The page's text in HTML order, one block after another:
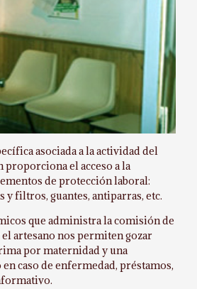
asociada a la actividad del
proporciona el acceso a la
de protección laboral:
y filtros, guantes, antiparras, etc.
que administra la comisión de
artesano nos permiten gozar
por maternidad y una
caso de enfermedad, préstamos,